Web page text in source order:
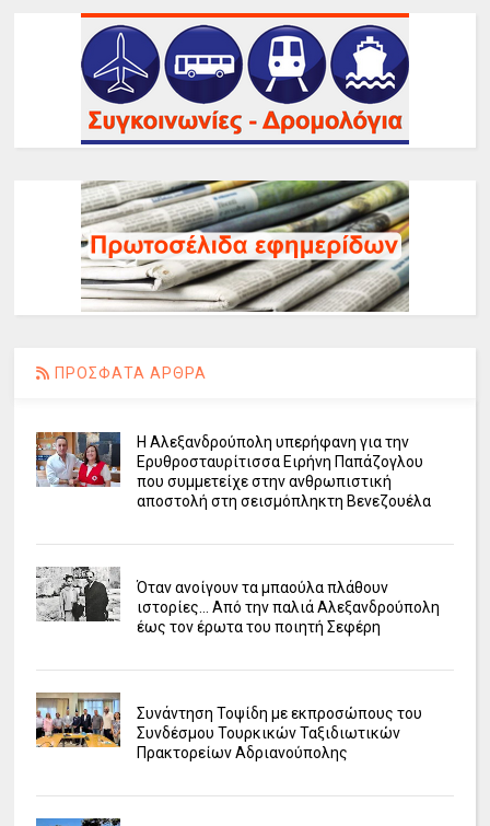
ΠΡΟΣΦΑΤΑ ΑΡΘΡΑ
Η Αλεξανδρούπολη υπερήφανη για την
Ερυθροσταυρίτισσα Ειρήνη Παπάζογλου
που συμμετείχε στην ανθρωπιστική
αποστολή στη σεισμόπληκτη Βενεζουέλα
Όταν ανοίγουν τα μπαούλα πλάθουν
ιστορίες... Από την παλιά Αλεξανδρούπολη
έως τον έρωτα του ποιητή Σεφέρη
Συνάντηση Τοψίδη με εκπροσώπους του
Συνδέσμου Τουρκικών Ταξιδιωτικών
Πρακτορείων Αδριανούπολης